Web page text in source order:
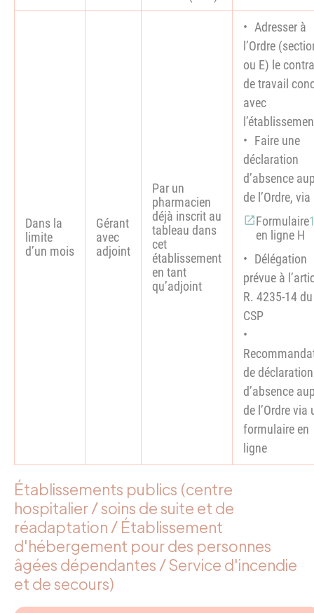
Dans la
limite
d’un mois
Gérant
avec
adjoint
Par un
pharmacien
déjà inscrit au
tableau dans
cet
établissement
en tant
qu’adjoint
Adresser à
l’Ordre
ou E) le
de travail
avec
Faire une
déclaration
d’absence
de l’Ordre,
Formulaire
en ligne H
Délégation
prévue à
R. 4235-­14 du
CSP
de déclaration
d’absence
de l’Ordre via
formulaire en
ligne
Établissements publics (centre
hospitalier / soins de suite et de
réadaptation / Établissement
d'hébergement pour des personnes
âgées dépendantes / Service d'incendie
et de secours)